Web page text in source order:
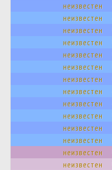
неизвестен
неизвестен
неизвестен
неизвестен
неизвестен
неизвестен
неизвестен
неизвестен
неизвестен
неизвестен
неизвестен
неизвестен
неизвестен
неизвестен